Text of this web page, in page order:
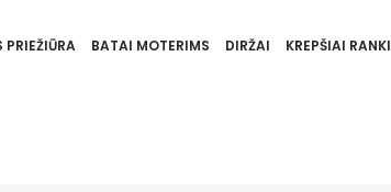
PRIEŽIŪRA BATAI MOTERIMS DIRŽAI KREPŠIAI